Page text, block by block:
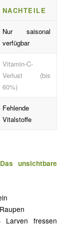
NACHTEILE
Nur saisonal
verfügbar
Vitamin-C-
Verlust (bis
60%)
Fehlende
Vitalstoffe
unsichtbare
fressen